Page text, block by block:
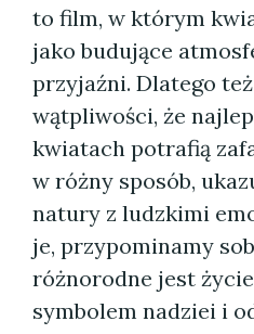
to film, w którym
jako budujące
przyjaźni. Dlatego
wątpliwości, że
kwiatach potrafią
w różny sposób,
natury z ludzkimi
je, przypominamy
różnorodne jest
symbolem nadziei i